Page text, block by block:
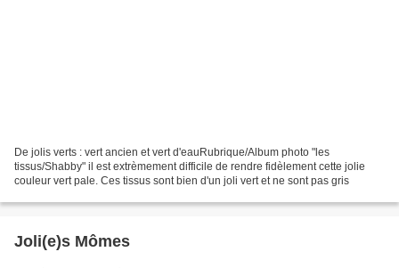
De jolis verts : vert ancien et vert d'eauRubrique/Album photo "les
tissus/Shabby" il est extrèmement difficile de rendre fidèlement cette jolie
couleur vert pale. Ces tissus sont bien d'un joli vert et ne sont pas gris
Joli(e)s Mômes